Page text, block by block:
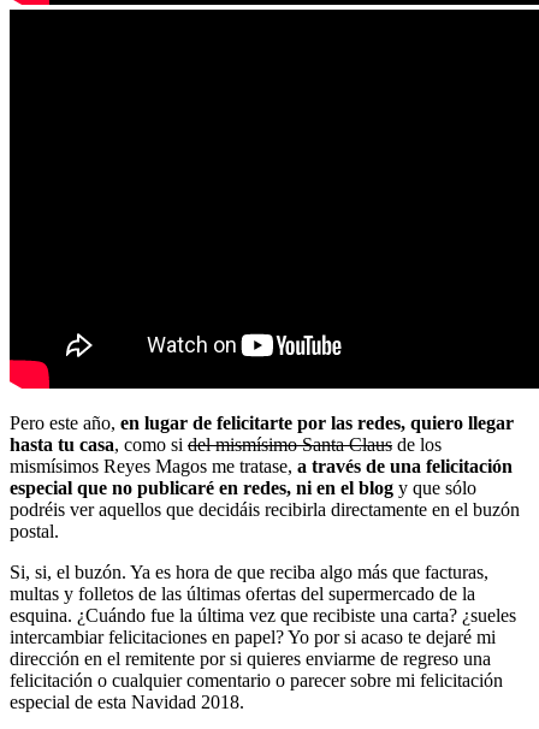
Pero este año, en lugar de felicitarte por las redes, quiero llegar
hasta tu casa, como si del mismísimo Santa Claus de los
mismísimos Reyes Magos me tratase, a través de una felicitación
especial que no publicaré en redes, ni en el blog y que sólo
podréis ver aquellos que decidáis recibirla directamente en el buzón
postal.
Si, si, el buzón. Ya es hora de que reciba algo más que facturas,
multas y folletos de las últimas ofertas del supermercado de la
esquina. ¿Cuándo fue la última vez que recibiste una carta? ¿sueles
intercambiar felicitaciones en papel? Yo por si acaso te dejaré mi
dirección en el remitente por si quieres enviarme de regreso una
felicitación o cualquier comentario o parecer sobre mi felicitación
especial de esta Navidad 2018.